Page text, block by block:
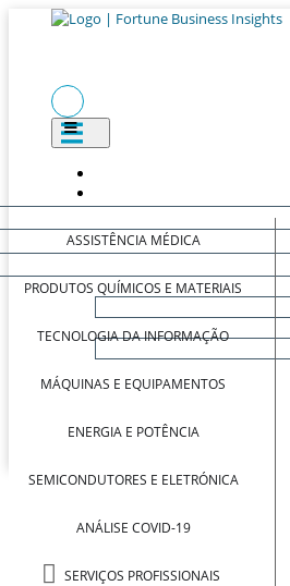
ASSISTÊNCIA MÉDICA
PRODUTOS QUÍMICOS E MATERIAIS
TECNOLOGIA DA INFORMAÇÃO
MÁQUINAS E EQUIPAMENTOS
ENERGIA E POTÊNCIA
SEMICONDUTORES E ELETRÓNICA
ANÁLISE COVID-19
SERVIÇOS PROFISSIONAIS